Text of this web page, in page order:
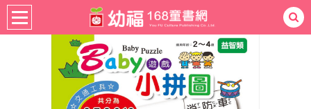
熱門：忍者兔ㄅㄆㄇ學習
手指按按拼圖 練習本積木
3D立體書繪本讀本
書籍分齡 適用年齡 0-3歲